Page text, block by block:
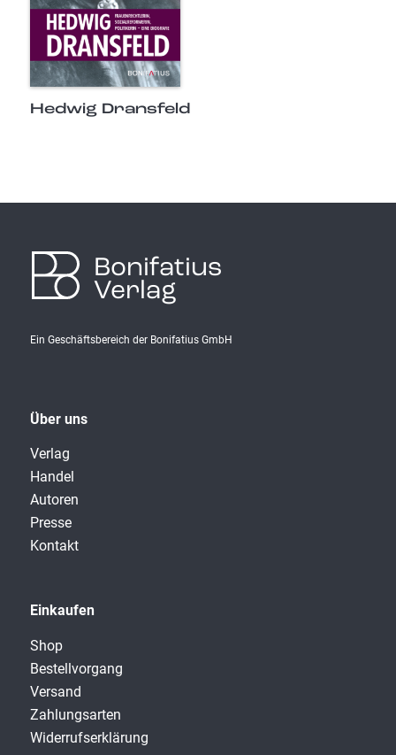
Hedwig Dransfeld
Bonifatius
Verlag
Ein Geschäftsbereich der Bonifatius GmbH
Über uns
Verlag
Handel
Autoren
Presse
Kontakt
Einkaufen
Shop
Bestellvorgang
Versand
Zahlungsarten
Widerrufserklärung